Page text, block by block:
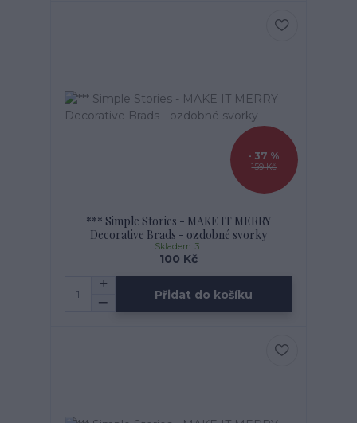
159 Kč
- 37 %
*** Simple Stories - MAKE IT MERRY
Decorative Brads - ozdobné svorky
100 Kč
Skladem: 3
Přidat do košíku